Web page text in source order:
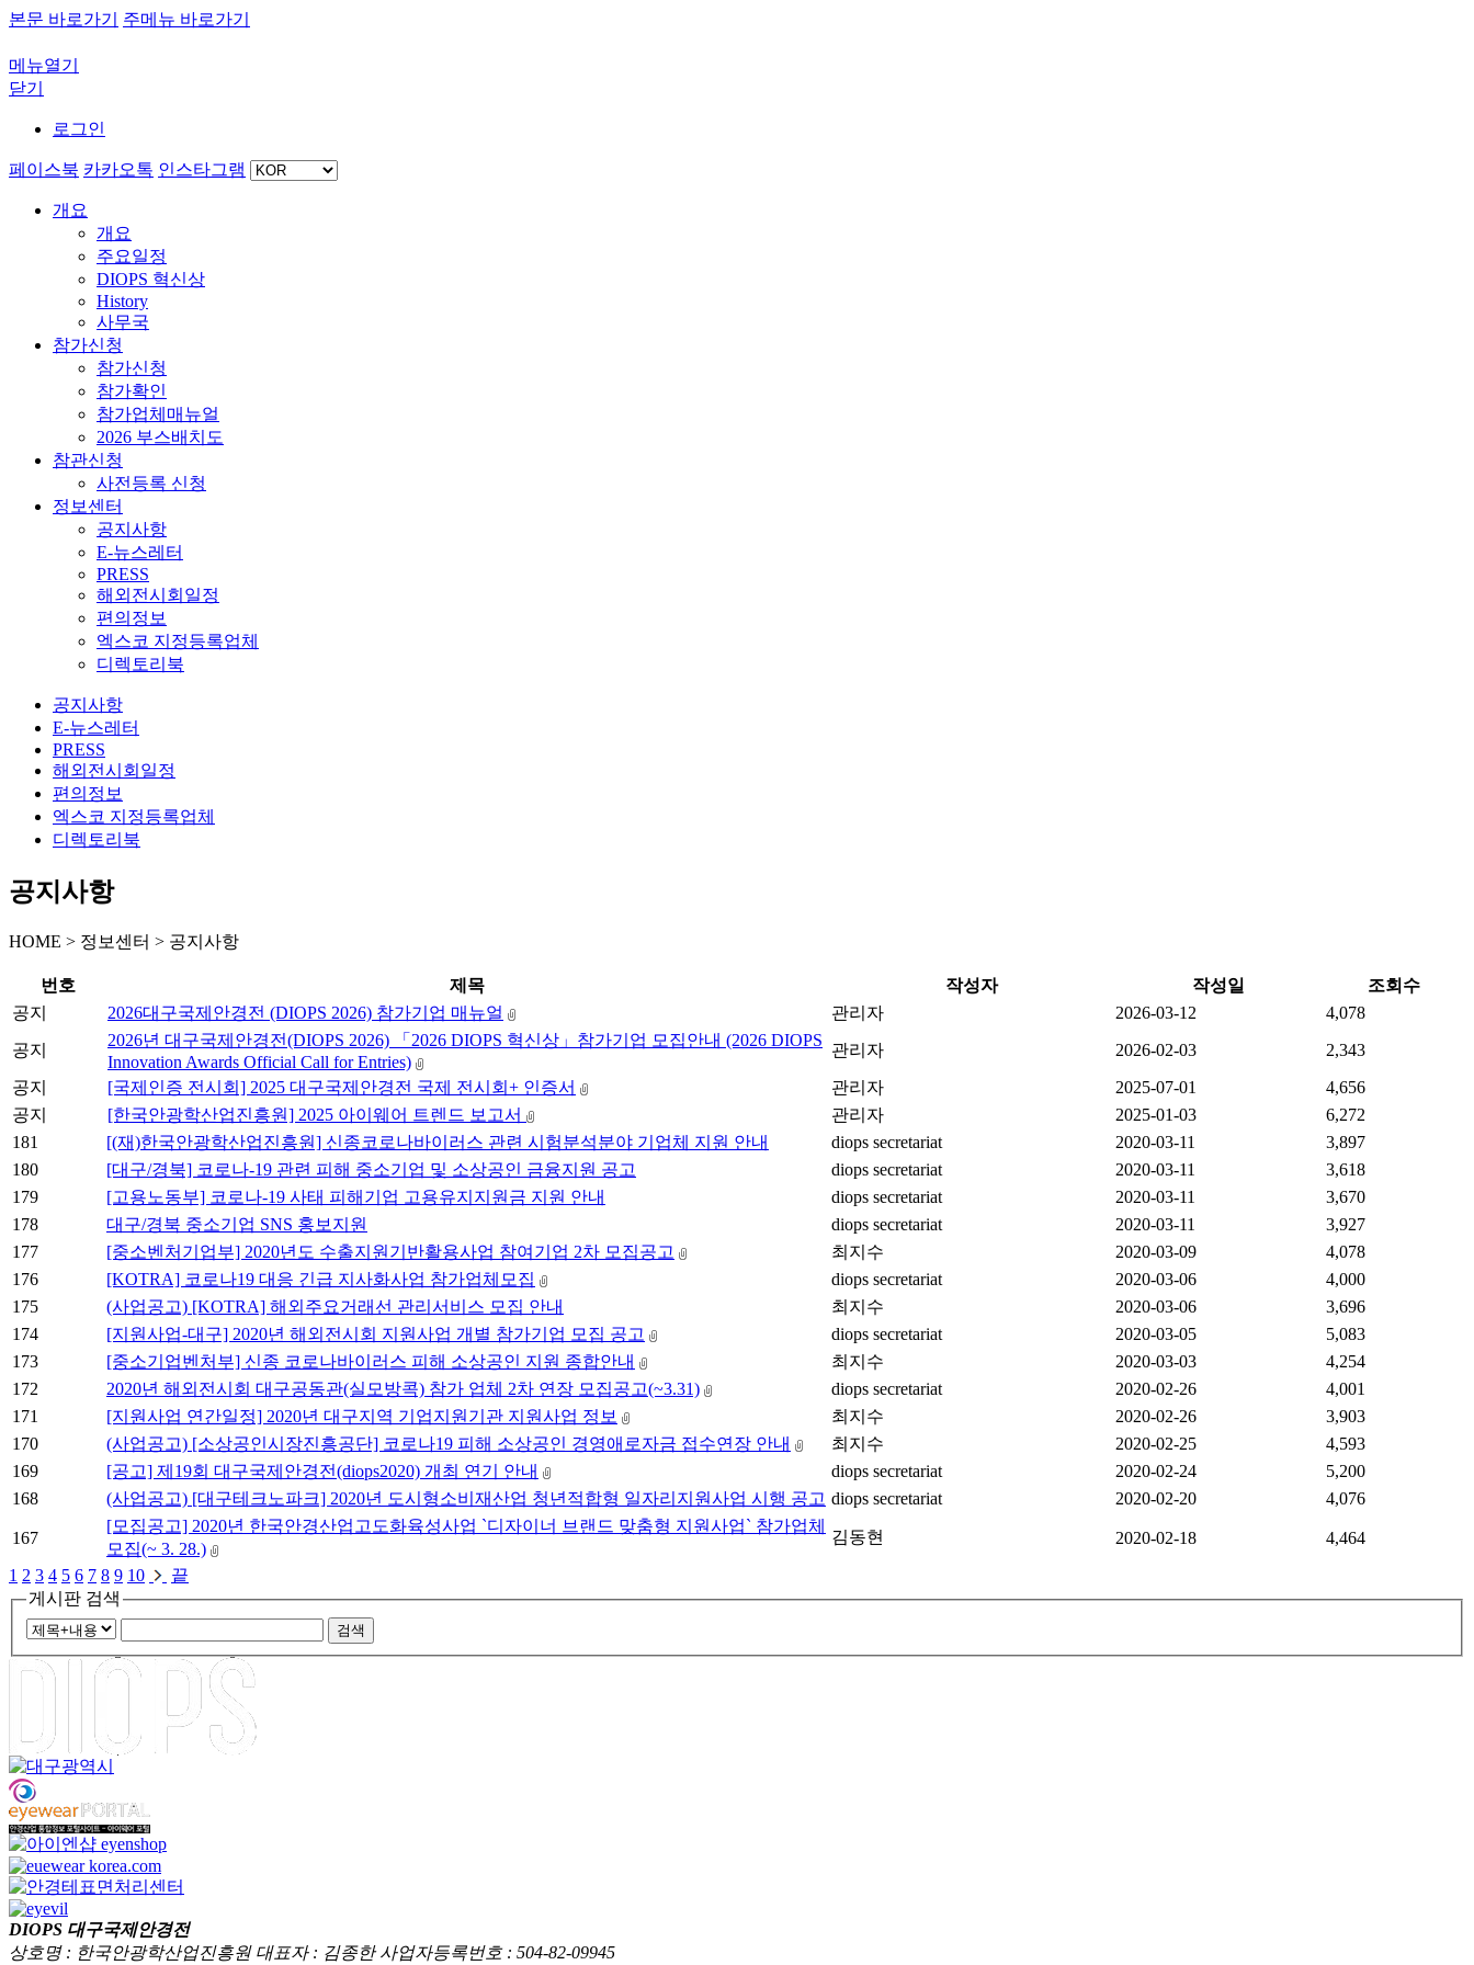
본문 바로가기 주메뉴 바로가기
메뉴열기
닫기
로그인
페이스북 카카오톡 인스타그램
개요
개요
주요일정
DIOPS 혁신상
History
사무국
참가신청
참가신청
참가확인
참가업체매뉴얼
2026 부스배치도
참관신청
사전등록 신청
정보센터
공지사항
E-뉴스레터
PRESS
해외전시회일정
편의정보
엑스코 지정등록업체
디렉토리북
공지사항
E-뉴스레터
PRESS
해외전시회일정
편의정보
엑스코 지정등록업체
디렉토리북
공지사항
HOME > 정보센터 > 공지사항
번호 제목 작성자 작성일
조회수
공지
2026대구국제안경전 (DIOPS 2026) 참가기업 매뉴얼 관리자 2026-03-12
4,078
공지
2026년 대구국제안경전(DIOPS 2026) 「2026 DIOPS 혁신상」참가기업 모집안내 (2026 DIOPS
Innovation Awards Official Call for Entries)
관리자 2026-02-03
2,343
공지
[국제인증 전시회] 2025 대구국제안경전 국제 전시회+ 인증서 관리자 2025-07-01
4,656
공지
[한국안광학산업진흥원] 2025 아이웨어 트렌드 보고서 관리자 2025-01-03
6,272
181
[(재)한국안광학산업진흥원] 신종코로나바이러스 관련 시험분석분야 기업체 지원 안내 diops secretariat 2020-03-11
3,897
180
[대구/경북] 코로나-19 관련 피해 중소기업 및 소상공인 금융지원 공고 diops secretariat 2020-03-11
3,618
179
[고용노동부] 코로나-19 사태 피해기업 고용유지지원금 지원 안내 diops secretariat 2020-03-11
3,670
178
대구/경북 중소기업 SNS 홍보지원 diops secretariat 2020-03-11
3,927
177
[중소벤처기업부] 2020년도 수출지원기반활용사업 참여기업 2차 모집공고 최지수 2020-03-09
4,078
176
[KOTRA] 코로나19 대응 긴급 지사화사업 참가업체모집 diops secretariat 2020-03-06
4,000
175
(사업공고) [KOTRA] 해외주요거래선 관리서비스 모집 안내 최지수 2020-03-06
3,696
174
[지원사업-대구] 2020년 해외전시회 지원사업 개별 참가기업 모집 공고 diops secretariat 2020-03-05
5,083
173
[중소기업벤처부] 신종 코로나바이러스 피해 소상공인 지원 종합안내 최지수 2020-03-03
4,254
172
2020년 해외전시회 대구공동관(실모방콕) 참가 업체 2차 연장 모집공고(~3.31) diops secretariat 2020-02-26
4,001
171
[지원사업 연간일정] 2020년 대구지역 기업지원기관 지원사업 정보 최지수 2020-02-26
3,903
170
(사업공고) [소상공인시장진흥공단] 코로나19 피해 소상공인 경영애로자금 접수연장 안내 최지수 2020-02-25
4,593
169
[공고] 제19회 대구국제안경전(diops2020) 개최 연기 안내 diops secretariat 2020-02-24
5,200
168
(사업공고) [대구테크노파크] 2020년 도시형소비재산업 청년적합형 일자리지원사업 시행 공고 diops secretariat 2020-02-20 4,076
167
[모집공고] 2020년 한국안경산업고도화육성사업 `디자이너 브랜드 맞춤형 지원사업` 참가업체
모집(~ 3. 28.)
김동현 2020-02-18
4,464
1 2 3 4 5 6 7 8 9 10
끝
게시판 검색
DIOPS 대구국제안경전
상호명 : 한국안광학산업진흥원 대표자 : 김종한 사업자등록번호 : 504-82-09945